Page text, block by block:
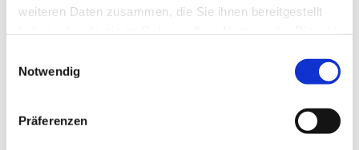
weiteren Daten zusammen, die Sie ihnen bereitgestellt
Notwendig
Präferenzen
Bedienung: Schnur, Schnur/Stab, Kette,
Stab mit versteckter Schnur, Kurbel,
Führung: Optional, seitlich mit Seil
Montage: An Wand und Decken sowie über